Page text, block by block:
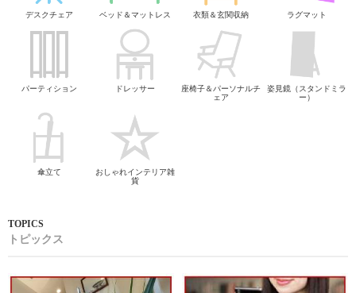
デスクチェア ベッド＆マットレス 衣類＆玄関収納 ラグマット
パーティション ドレッサー
座椅子＆パーソナルチ
ェア
姿見鏡（スタンドミラ
ー）
傘立て
おしゃれインテリア雑
貨
トピックス